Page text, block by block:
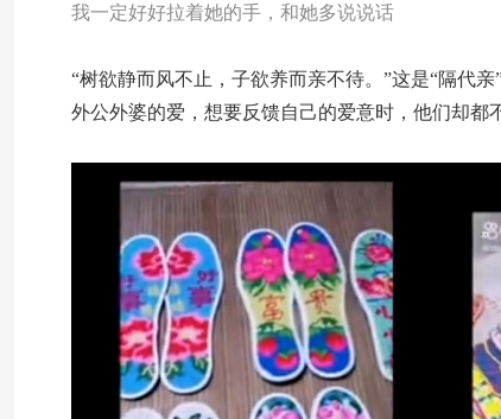
我一定好好拉着她的手，和她多说说话
“树欲静而风不止，子欲养而亲不待。”这是“隔代
外公外婆的爱，想要反馈自己的爱意时，他们却都